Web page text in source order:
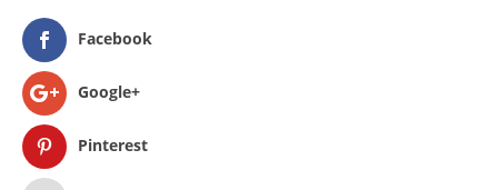
Facebook
Google+
Pinterest